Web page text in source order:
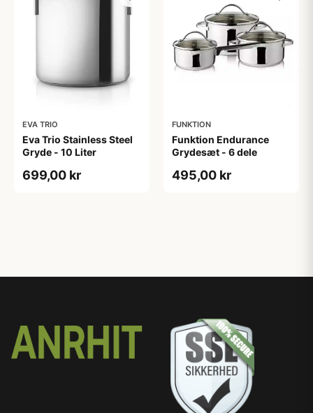
EVA TRIO
Eva Trio Stainless Steel
Gryde - 10 Liter
699,00 kr
FUNKTION
Funktion Endurance
Grydesæt - 6 dele
495,00 kr